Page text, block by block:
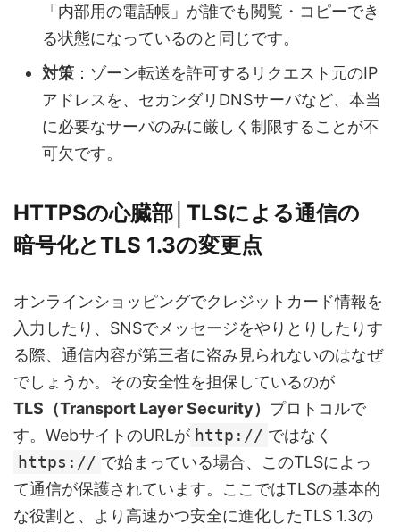
「内部用の電話帳」が誰でも閲覧・コピーでき
る状態になっているのと同じです。
対策 ：ゾーン転送を許可するリクエスト元のIP
アドレスを、セカンダリDNSサーバなど、本当
に必要なサーバのみに厳しく制限することが不
可欠です。
HTTPSの心臓部│TLSによる通信の
暗号化とTLS 1.3の変更点
オンラインショッピングでクレジットカード情報を
入力したり、SNSでメッセージをやりとりしたりす
る際、通信内容が第三者に盗み見られないのはなぜ
でしょうか。その安全性を担保しているのが
TLS（Transport Layer Security） プロトコルで
す。WebサイトのURLが http:// ではなく
https:// で始まっている場合、このTLSによっ
て通信が保護されています。ここではTLSの基本的
な役割と、より高速かつ安全に進化したTLS 1.3の